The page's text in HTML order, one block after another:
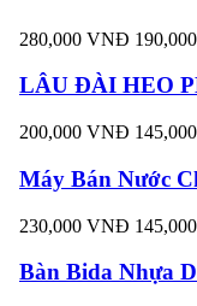
280,000 VNĐ
LÂU ĐÀI HEO
200,000 VNĐ
Máy Bán Nước
230,000 VNĐ
Bàn Bida Nhựa